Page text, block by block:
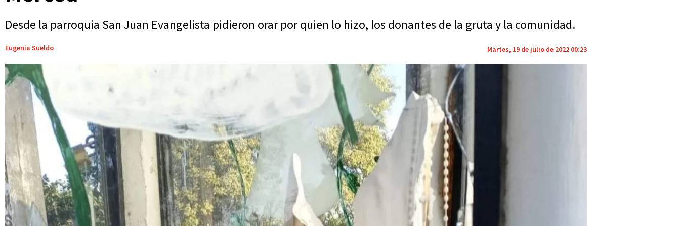
Desde la parroquia San Juan Evangelista pidieron orar por quien lo hizo, los donantes de la gruta y la comunidad.
Eugenia Sueldo Martes, 19 de julio de 2022 00:23